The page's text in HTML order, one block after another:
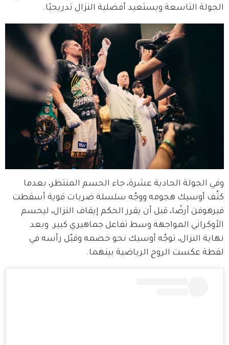
الجولة التاسعة ويستعيد أفضلية النزال تدريجيًا.
وفي الجولة الحادية عشرة، جاء الحسم المنتظر، بعدما
كثّف أوسيك هجومه ووجّه سلسلة ضربات قوية أسقطت
فيرهوفن أرضًا، قبل أن يقرر الحكم إيقاف النزال، ليحسم
الأوكراني المواجهة وسط تفاعل جماهيري كبير. وبعد
نهاية النزال، توجّه أوسيك نحو خصمه وقبّل رأسه في
لقطة عكست الروح الرياضية بينهما.